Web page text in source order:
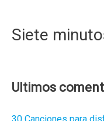
Siete
Ultimos